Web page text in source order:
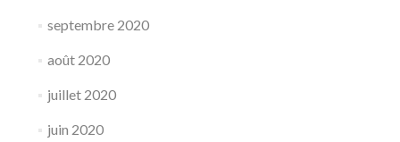
septembre 2020
août 2020
juillet 2020
juin 2020